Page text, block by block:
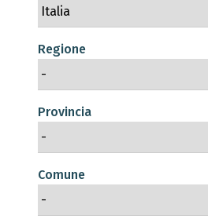
Regione
Provincia
Comune